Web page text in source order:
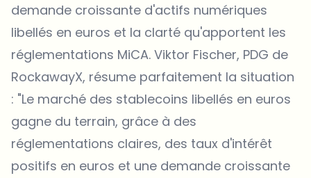
demande croissante d'actifs numériques
libellés en euros et la clarté qu'apportent les
réglementations MiCA. Viktor Fischer, PDG de
RockawayX, résume parfaitement la situation
: "Le marché des stablecoins libellés en euros
gagne du terrain, grâce à des
réglementations claires, des taux d'intérêt
positifs en euros et une demande croissante